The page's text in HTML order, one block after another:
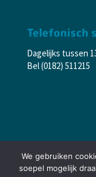
Telefonisch
Dagelijks tussen
Bel (0182) 511215
© 2024
We gebruiken
soepel mogelijk